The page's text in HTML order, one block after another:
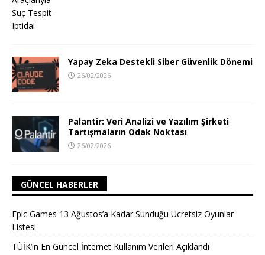
Yapay Zeka Destekli Siber Güvenlik Dönemi
26/02/2026
Palantir: Veri Analizi ve Yazılım Şirketi
Tartışmaların Odak Noktası
26/02/2026
GÜNCEL HABERLER
Epic Games 13 Ağustos’a Kadar Sunduğu Ücretsiz Oyunlar
Listesi
TÜİK’in En Güncel İnternet Kullanım Verileri Açıklandı